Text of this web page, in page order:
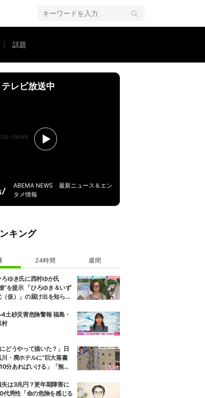
話題
」
テレビ放送中
ABEMA NEWS 最新ニュース＆エン
タメ情報
キング
24時間 週間
ろゆき氏に西村ゆか氏
”を提示 「ひろゆき＆いず
仮）」の届け出を知らさ
婦を続けるのは無理」
4土砂災害危険警報 福島・
村
にどうやって描いた？」日
・廃ホテルに“巨大落書
分あればいける」「無許
らが見解
失は3兆円？更年期障害に
代男性「命の危険を感じる